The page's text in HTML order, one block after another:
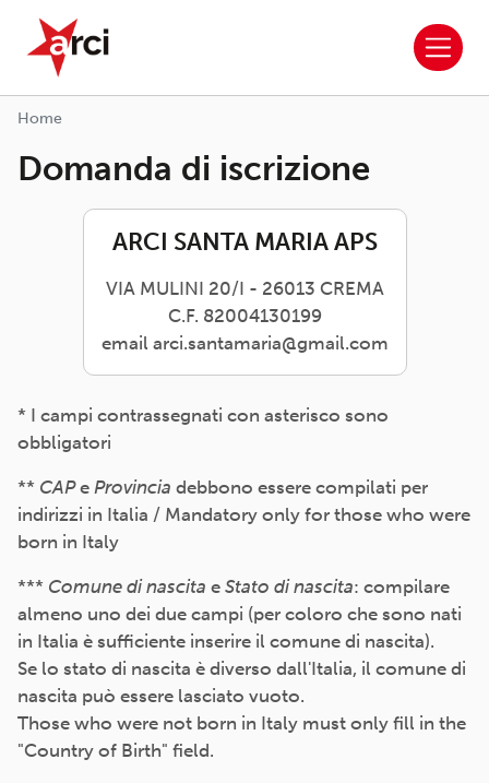
Salta al contenuto principale
ARCI APS
Home
Domanda di iscrizione
ARCI SANTA MARIA APS
VIA MULINI 20/I - 26013 CREMA
C.F. 82004130199
email arci.santamaria@gmail.com
* I campi contrassegnati con asterisco sono
obbligatori
** CAPe Provincia debbono essere compilati per
indirizzi in Italia / Mandatory only for those who were
born in Italy
*** Comune di nascita e Stato di nascita: compilare
almeno uno dei due campi (per coloro che sono nati
in Italia è sufficiente inserire il comune di nascita).
Se lo stato di nascita è diverso dall'Italia, il comune di
nascita può essere lasciato vuoto.
Those who were not born in Italy must only fill in the
"Country of Birth" field.